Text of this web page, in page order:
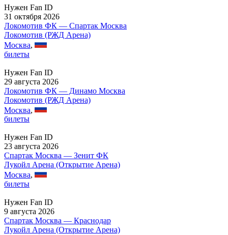
Нужен Fan ID
31 октября 2026
Локомотив ФК — Спартак Москва
Локомотив (РЖД Арена)
Москва,
билеты
Нужен Fan ID
29 августа 2026
Локомотив ФК — Динамо Москва
Локомотив (РЖД Арена)
Москва,
билеты
Нужен Fan ID
23 августа 2026
Спартак Москва — Зенит ФК
Лукойл Арена (Открытие Арена)
Москва,
билеты
Нужен Fan ID
9 августа 2026
Спартак Москва — Краснодар
Лукойл Арена (Открытие Арена)